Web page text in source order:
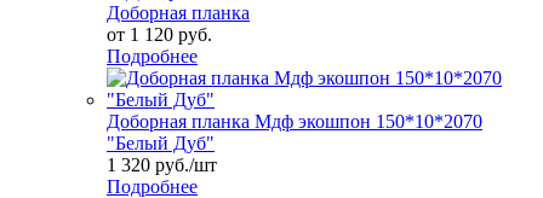
Доборная планка
от 1 120 руб.
Подробнее
Доборная планка Мдф экошпон 150*10*2070
"Белый Дуб"
1 320 руб./шт
Подробнее